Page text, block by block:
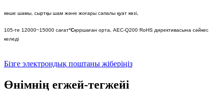
көше шамы, сыртқы шам және жоғары сапалы қуат көзі,
105-те 12000~15000 сағат°Cқоршаған орта, AEC-Q200 RoHS директивасына сәйкес
келеді
Бізге электрондық поштаны жіберіңіз
Өнімнің егжей-тегжейі